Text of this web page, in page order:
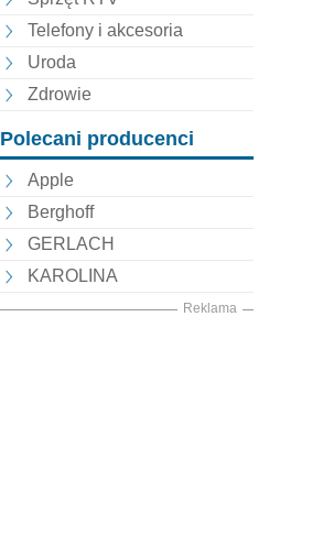
Telefony i akcesoria
Uroda
Zdrowie
Polecani producenci
Apple
Berghoff
GERLACH
KAROLINA
Reklama